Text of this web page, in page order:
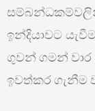
ඉන්දියාවට
ගුවන් ගමන්
ඉවත්කර ගැනීම